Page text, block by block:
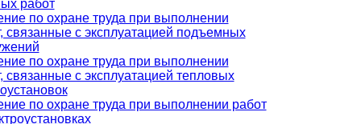
работ
по охране труда при выполнении
связанные с эксплуатацией подъемных
по охране труда при выполнении
связанные с эксплуатацией тепловых
по охране труда при выполнении работ